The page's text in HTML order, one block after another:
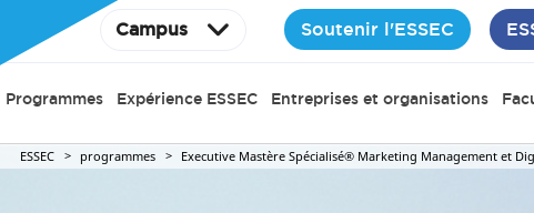
Campus Soutenir l'ESSEC
Programmes Expérience ESSEC Entreprises et organisations
ESSEC programmes Executive Mastère Spécialisé® Marketing Management et